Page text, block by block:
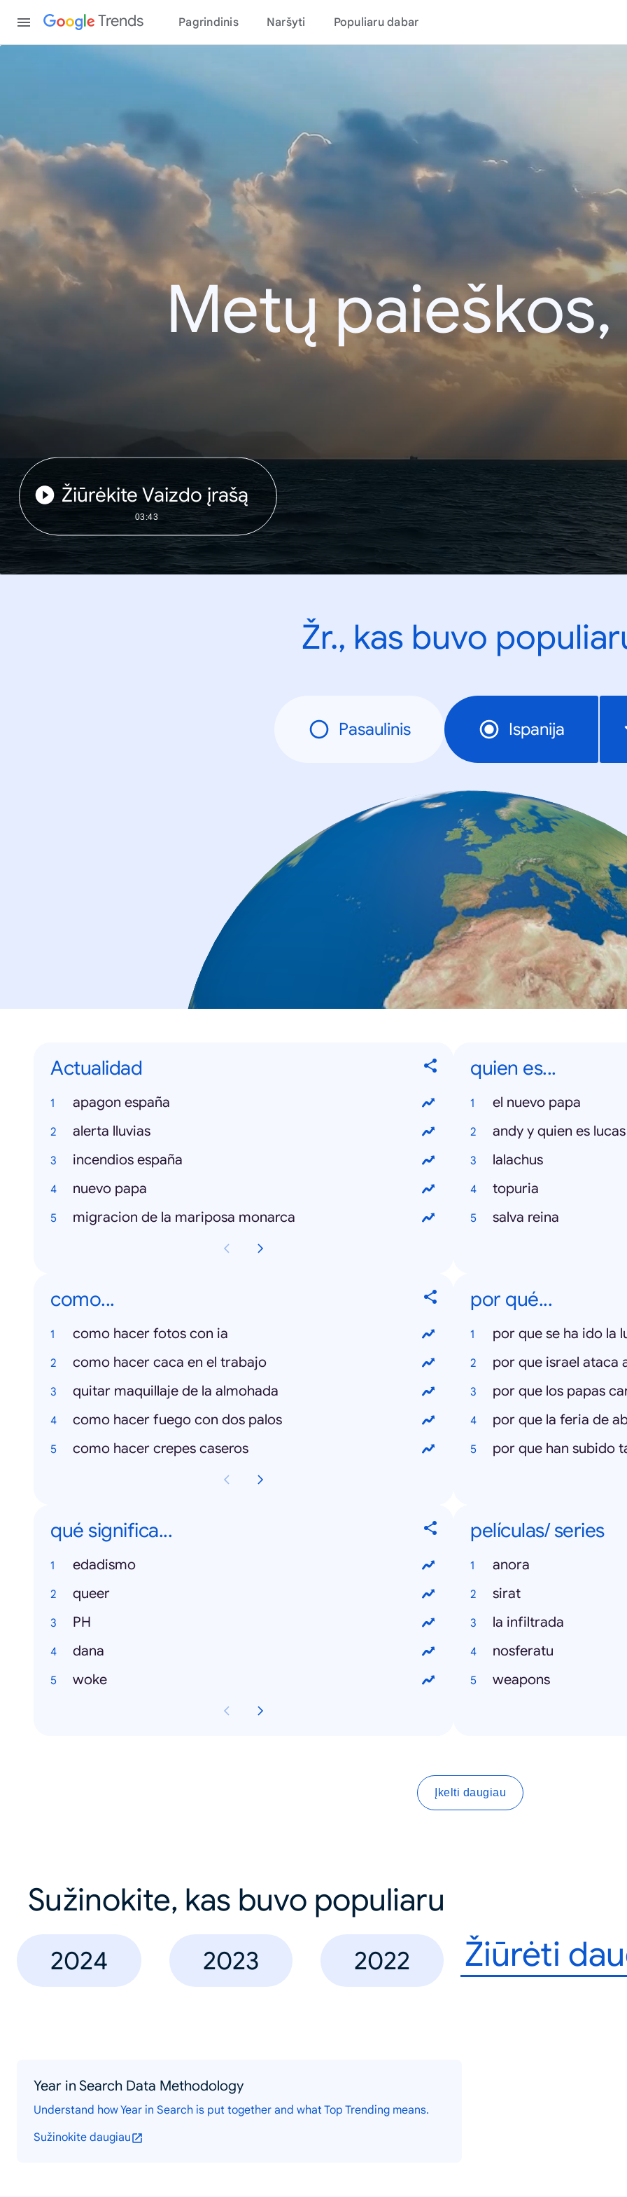
Trends Pagrindinis Naršyti Populiaru dabar
Metų
Žiūrėkite Vaizdo įrašą
03:43
Žr., kas buvo
Pasaulinis Ispanija
Actualidad
apagon españa
alerta lluvias
incendios españa
nuevo papa
migracion de la mariposa monarca
quien es...
el nuevo papa
andy y quien es lucas
lalachus
topuria
salva reina
como...
como hacer fotos con ia
como hacer caca en el trabajo
quitar maquillaje de la almohada
como hacer fuego con dos palos
como hacer crepes caseros
por qué...
por que se ha ido la
por que israel ataca
por que los papas
por que la feria de
por que han subido
qué significa...
edadismo
queer
PH
dana
woke
películas/ series
anora
sirat
la infiltrada
nosferatu
weapons
Įkelti daugiau
Sužinokite, kas buvo populiaru
2024 2023 2022 Žiūrėti
Year in Search Data Methodology
Understand how Year in Search is put together and what Top Trending means.
Sužinokite daugiau